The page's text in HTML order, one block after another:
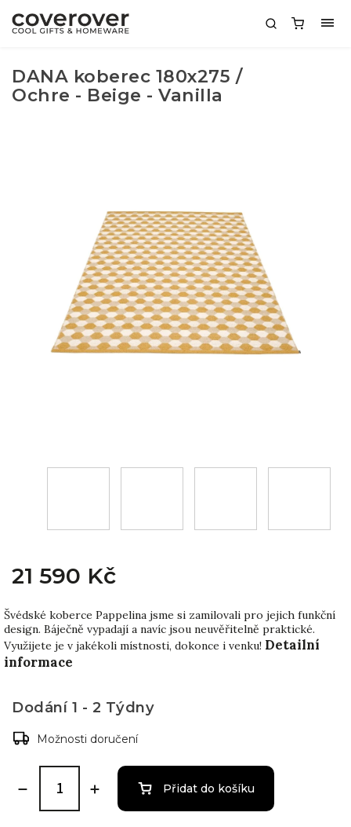
DANA koberec 180x275 /
Ochre - Beige - Vanilla
21 590 Kč
Švédské koberce Pappelina jsme si zamilovali pro jejich funkční
design. Báječně vypadají a navíc jsou neuvěřitelně praktické.
Využijete je v jakékoli místnosti, dokonce i venku! Detailní
informace
Dodání 1 - 2 Týdny
Možnosti doručení
Přidat do košíku